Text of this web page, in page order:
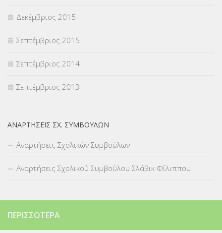
Δεκέμβριος 2015
Σεπτέμβριος 2015
Σεπτέμβριος 2014
Σεπτέμβριος 2013
ΑΝΑΡΤΉΣΕΙΣ ΣΧ. ΣΥΜΒΟΎΛΩΝ
Αναρτήσεις Σχολικών Συμβούλων
Αναρτήσεις Σχολικού Συμβούλου Σλάβικ Φίλιππου
ΠΕΡΙΣΣΌΤΕΡΑ